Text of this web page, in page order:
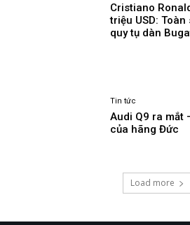
Cristiano
triệu USD:
quy tụ dàn
Tin tức
Audi Q9 ra mắt
của hãng Đức
Load more